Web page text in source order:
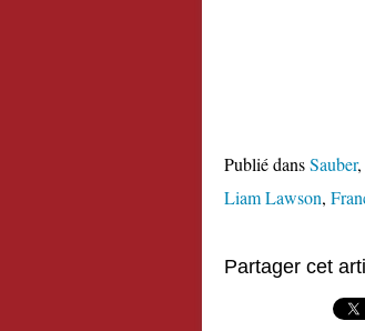
Publié dansSauber,
Liam Lawson,
Partager cet